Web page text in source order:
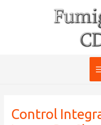
Control